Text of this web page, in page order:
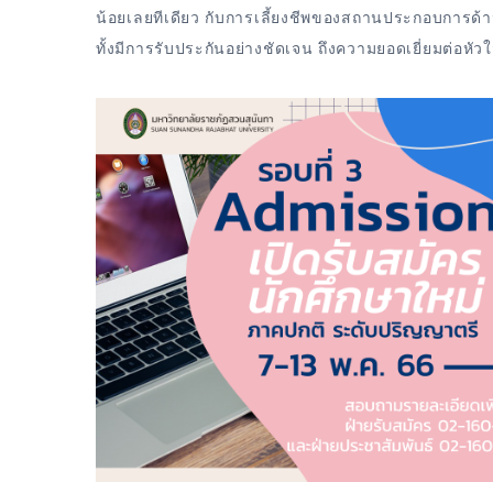
น้อยเลยทีเดียว กับการเลี้ยงชีพของสถานประกอบการ
ทั้งมีการรับประกันอย่างชัดเจน ถึงความยอดเยี่ยมต่อหั